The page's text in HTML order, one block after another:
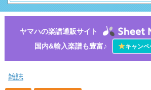
ヤマハの楽譜通販サイト
国内&輸入楽譜も豊富♪
★キャン
雑誌